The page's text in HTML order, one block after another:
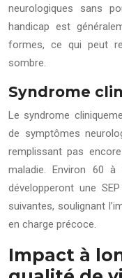
neurologiques sans
handicap est
formes, ce qui peut
sombre.
Syndrome
Le syndrome
de symptômes
remplissant pas
maladie. Environ 60
développeront une
suivantes, soulignant
en charge précoce.
Impact à